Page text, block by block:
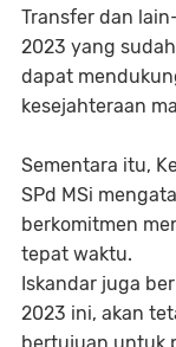
Transfer dan
2023 yang
dapat
kesejahteraan
Sementara itu,
SPd MSi
berkomitmen
tepat waktu.
Iskandar juga
2023 ini, akan
bertujuan untuk